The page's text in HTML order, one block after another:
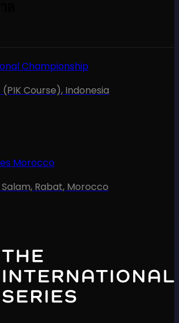
Championship
Course), Indonesia
Morocco
Rabat, Morocco